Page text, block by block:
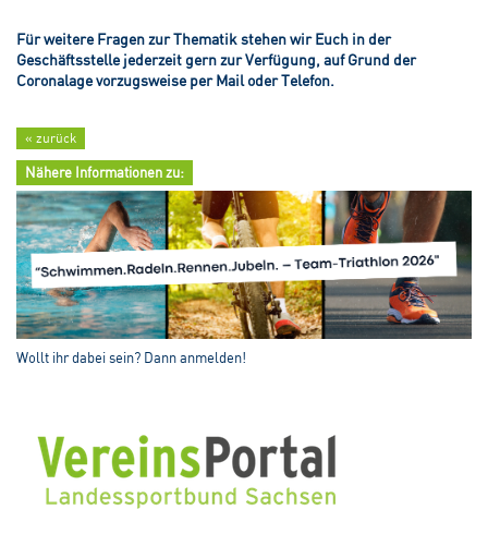
Für weitere Fragen zur Thematik stehen wir Euch in der
Geschäftsstelle jederzeit gern zur Verfügung, auf Grund der
Coronalage vorzugsweise per Mail oder Telefon.
« zurück
Nähere Informationen zu:
Wollt ihr dabei sein? Dann anmelden!